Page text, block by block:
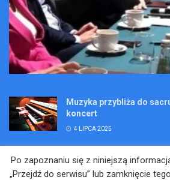
Muzyka przybliża do
koncert
4 LIPCA 2025
Kopalniane Ekspedycje
Po zapoznaniu się z niniejszą
„Przejdź do serwisu” lub zamknięcie